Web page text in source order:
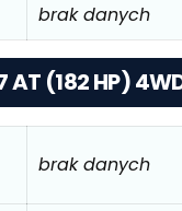
brak danych
AT (182 HP)
brak danych